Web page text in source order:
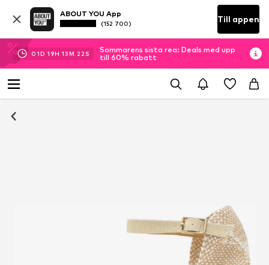
ABOUT YOU App
(152 700) Till appen
01D 19H 13M 22 S
Sommarens sista rea: Deals med upp
till 60% rabatt